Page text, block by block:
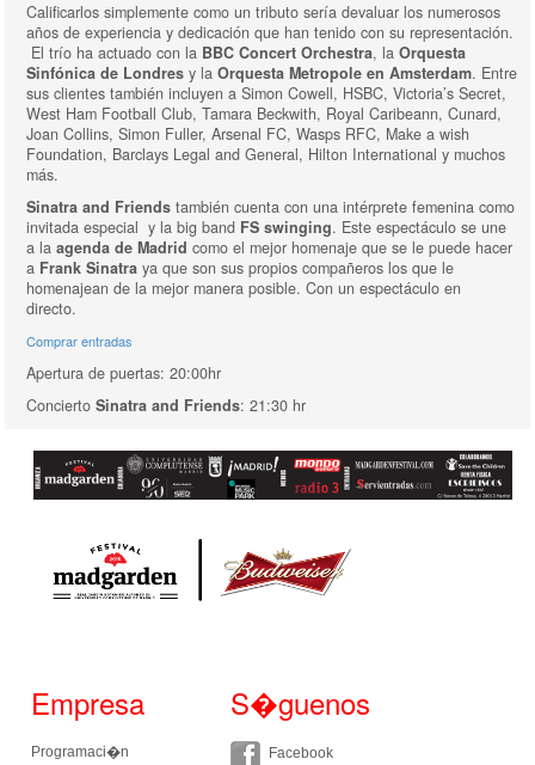
Calificarlos simplemente como un tributo sería devaluar los numerosos
años de experiencia y dedicación que han tenido con su representación.
El trío ha actuado con la BBC Concert Orchestra, laOrquesta
Sinfónica de Londres y laOrquesta Metropole en Amsterdam. Entre
sus clientes también incluyen a Simon Cowell, HSBC, Victoria’s Secret,
West Ham Football Club, Tamara Beckwith, Royal Caribeann, Cunard,
Joan Collins, Simon Fuller, Arsenal FC, Wasps RFC, Make a wish
Foundation, Barclays Legal and General, Hilton International y muchos
más.
Sinatra and Friends también cuenta con una intérprete femenina como
invitada especial y la big band FS swinging. Este espectáculo se une
a laagenda de Madrid como el mejor homenaje que se le puede hacer
a Frank Sinatra ya que son sus propios compañeros los que le
homenajean de la mejor manera posible. Con un espectáculo en
directo.
Comprar entradas
Apertura de puertas: 20:00hr
ConciertoSinatra and Friends: 21:30 hr
Empresa
Programaci�n
S�guenos
Facebook